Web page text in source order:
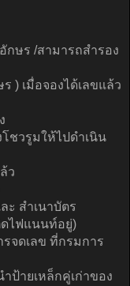
กษร /สามารถสำรอง
) เมื่อจองได้เลขแล้ว
ชวรูมให้ไปดำเนิน
ว
ะ สำเนาบัตร
ดไฟแนนท์อยู่)
รจดเลข ที่กรมการ
ป้ายเหล็กคู่เก่าของ